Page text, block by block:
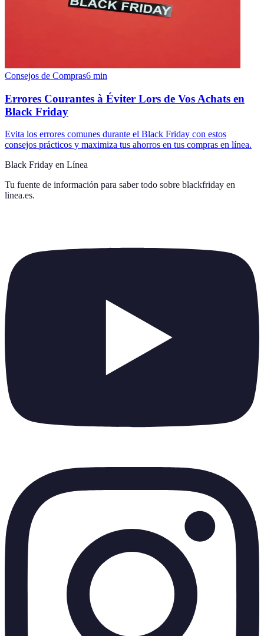
Consejos de Compras6 min
Errores Courantes à Éviter Lors de Vos Achats en
Black Friday
Evita los errores comunes durante el Black Friday con estos
consejos prácticos y maximiza tus ahorros en tus compras en línea.
Black Friday en Línea
Tu fuente de información para saber todo sobre blackfriday en
linea.es.